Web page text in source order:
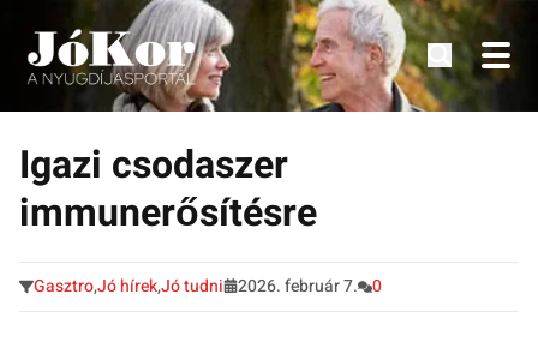
Tovább
tartalomra
Tudnivalók, érdekességek idősek számára.
Igazi csodaszer
immunerősítésre
Gasztro,Jó hírek,Jó tudni 2026. február 7. 0